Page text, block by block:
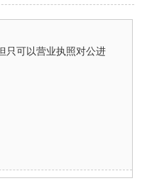
只可以营业执照对公进